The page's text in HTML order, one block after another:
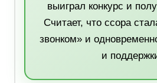
выиграл конкурс и
Считает, что ссора
звонком» и
и